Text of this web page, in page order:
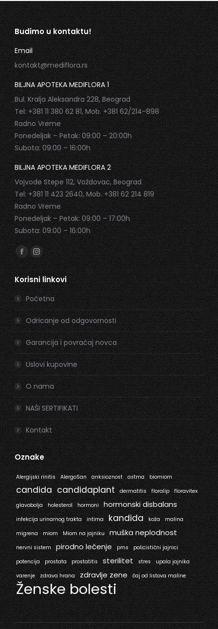
Budimo u kontaktu!
Email
kontakt@mediflora.rs
BILJNA APOTEKA MEDIFLORA 1
Bul. Kralja Aleksandra 228, Beograd
Tel: +381 11 380 62 81, Mob. +381 62/214-898
Radno Vreme
Ponedeljak – Petak: 09:00 – 20:00h
Subota: 09:00 – 16:00h
BILJNA APOTEKA MEDIFLORA 2
Vojvode Stepe 112, Voždovac, Beograd
Tel: +381 11 423 2640, Mob. +381 62 214 819
Radno Vreme
Ponedeljak – Petak: 09:00 – 17:00h
Subota: 09:00 – 16:00h
Find us on:
Facebook
page
opens
in
new
window
Instagram
page
opens
in
new
window
Korisni linkovi
Početna
Odricanje od odgovornosti
Garancija i povraćaj novca
Uslovi kupovine
O nama
NAŠI SERTIFIKATI
Kontakt
Oznake
Alergijski rinitis AlergoSan anksioznost astma biomiom
candida candidaplant dermatitis floralip
floravitex
glavobolja
holesterol hormoni hormonski disbalans
infekcija urinarnog trakta intima kandida koža
malina
migrena
miom Miom na jajniku muška neplodnost
nervni sistem pirodno lečenje pms
policistični jajnici
potencija
prostata prostatitis sterilitet stres
upala jajnika
varenje
zdrava hrana zdravlje zene čaj od listova maline
Ženske bolesti